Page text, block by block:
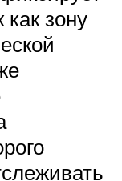
как зону